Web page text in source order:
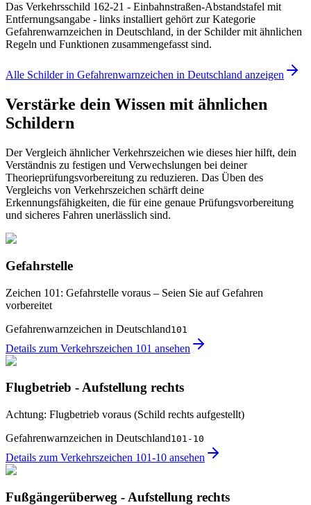
Das Verkehrsschild 162-21 - Einbahnstraßen-Abstandstafel mit
Entfernungsangabe - links installiert gehört zur Kategorie
Gefahrenwarnzeichen in Deutschland, in der Schilder mit ähnlichen
Regeln und Funktionen zusammengefasst sind.
Alle Schilder in Gefahrenwarnzeichen in Deutschland anzeigen
Verstärke dein Wissen mit ähnlichen
Schildern
Der Vergleich ähnlicher Verkehrszeichen wie dieses hier hilft, dein
Verständnis zu festigen und Verwechslungen bei deiner
Theorieprüfungsvorbereitung zu reduzieren. Das Üben des
Vergleichs von Verkehrszeichen schärft deine
Erkennungsfähigkeiten, die für eine genaue Prüfungsvorbereitung
und sicheres Fahren unerlässlich sind.
Gefahrstelle
Zeichen 101: Gefahrstelle voraus – Seien Sie auf Gefahren
vorbereitet
Gefahrenwarnzeichen in Deutschland101
Details zum Verkehrszeichen 101 ansehen
Flugbetrieb - Aufstellung rechts
Achtung: Flugbetrieb voraus (Schild rechts aufgestellt)
Gefahrenwarnzeichen in Deutschland101-10
Details zum Verkehrszeichen 101-10 ansehen
Fußgängerüberweg - Aufstellung rechts